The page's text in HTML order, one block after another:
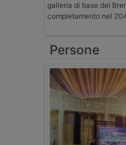
galleria di base del
completamento nel
Persone